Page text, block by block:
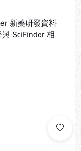
新藥研發資料
SciFinder 相